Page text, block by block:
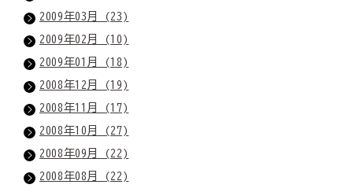
2009年03月 (23)
2009年02月 (10)
2009年01月 (18)
2008年12月 (19)
2008年11月 (17)
2008年10月 (27)
2008年09月 (22)
2008年08月 (22)